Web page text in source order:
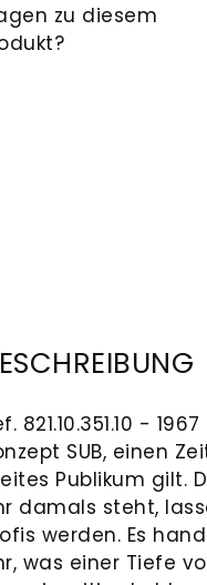
zu diesem
821.10.351.10 -
SUB, einen
Publikum gilt.
damals steht,
werden. Es
was einer Tiefe